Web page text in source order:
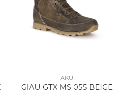
AKU
GIAU GTX MS 055 BEIGE